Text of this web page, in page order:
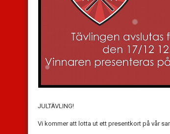
JULTÄVLING!
Vi kommer att lotta ut ett presentkort på vår